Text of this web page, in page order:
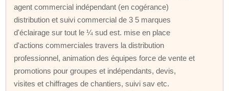
agent commercial indépendant (en cogérance)
distribution et suivi commercial de 3 5 marques
d'éclairage sur tout le ¼ sud est. mise en place
d'actions commerciales travers la distribution
professionnel, animation des équipes force de vente et
promotions pour groupes et indépendants, devis,
visites et chiffrages de chantiers, suivi sav etc.